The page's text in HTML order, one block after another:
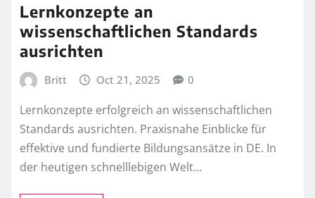
Lernkonzepte an
wissenschaftlichen Standards
ausrichten
Britt Oct 21, 2025 0
Lernkonzepte erfolgreich an wissenschaftlichen
Standards ausrichten. Praxisnahe Einblicke für
effektive und fundierte Bildungsansätze in DE. In
der heutigen schnelllebigen Welt…